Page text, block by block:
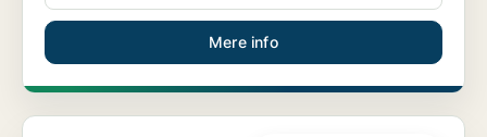
Mere info
Butik i Viborg